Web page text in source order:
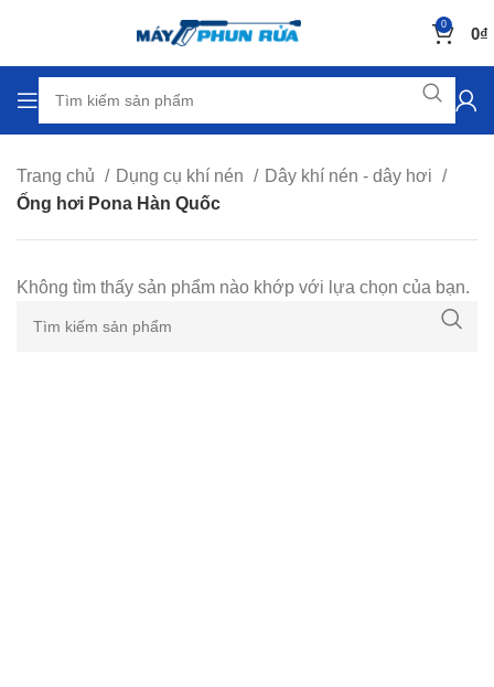
0 0₫
Trang chủ Dụng cụ khí nén
Dây khí nén - dây hơi
Ống hơi Pona Hàn Quốc
Không tìm thấy sản phẩm nào khớp với lựa chọn của bạn.